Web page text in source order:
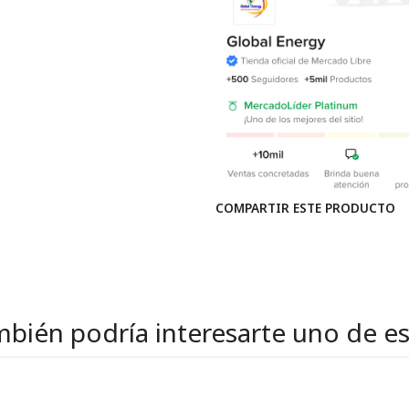
COMPARTIR ESTE PRODUCTO
podría interesarte uno de